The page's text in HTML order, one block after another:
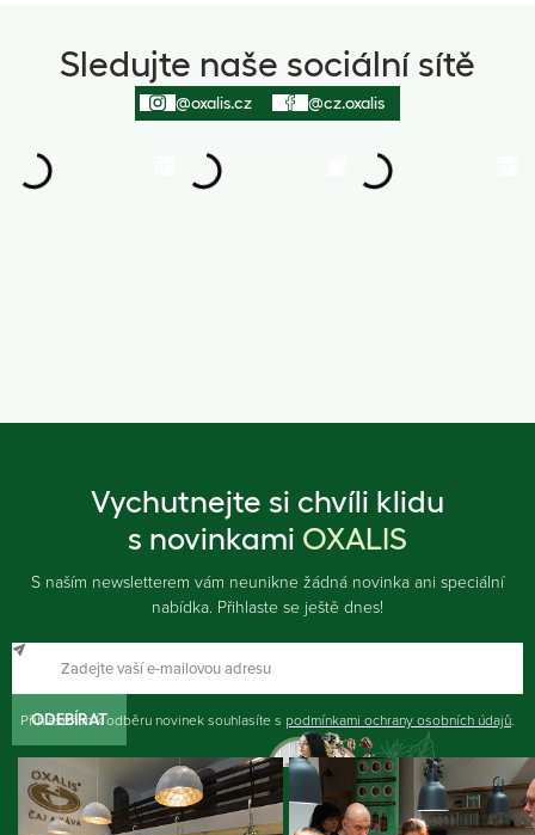
Sledujte naše sociální sítě
@oxalis.cz @cz.oxalis
Vychutnejte si chvíli klidu
s novinkami OXALIS
S naším newsletterem vám neunikne žádná novinka ani speciální
nabídka. Přihlaste se ještě dnes!
ODEBÍRAT
Přihlášením k odběru novinek souhlasíte s podmínkami ochrany osobních údajů.